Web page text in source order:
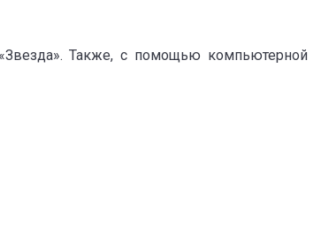
Также, с помощью компьютерной